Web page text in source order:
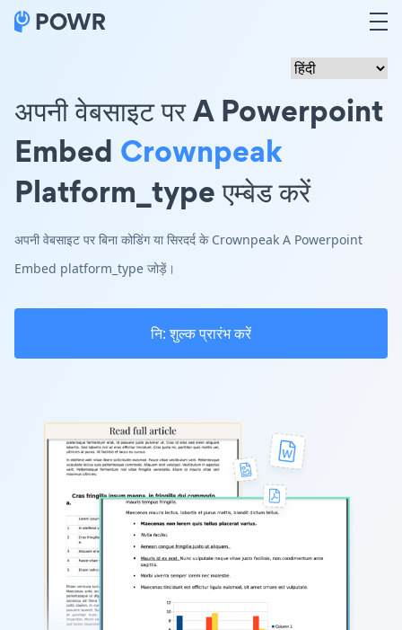
अपनी वेबसाइट पर A Powerpoint
Embed Crownpeak
Platform_type एम्बेड करें
अपनी वेबसाइट पर बिना कोडिंग या सिरदर्द के Crownpeak A Powerpoint
Embed platform_type जोड़ें।
नि: शुल्क प्रारंभ करें